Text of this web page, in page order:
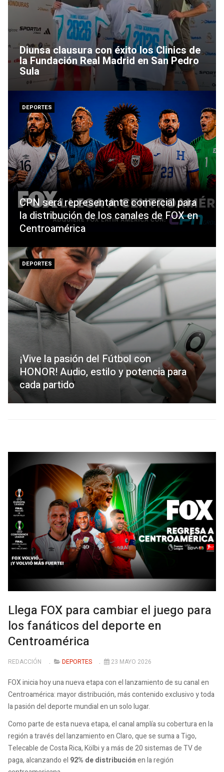
Diunsa clausura con éxito los Clinics de
la Fundación Real Madrid en San Pedro
Sula
DEPORTES
CPN será representante comercial para
la distribución de los canales de FOX en
Centroamérica
DEPORTES
¡Vive la pasión del Fútbol con
HONOR! Audio, estilo y potencia para
cada partido
Llega FOX para cambiar el juego para
los fanáticos del deporte en
Centroamérica
REDACCIÓN DEPORTES 23 MAYO 2026
FOX inicia hoy una nueva etapa con el lanzamiento de su canal en
Centroamérica: mayor distribución, más contenido exclusivo y toda
la pasión del deporte mundial en un solo lugar.
Como parte de esta nueva etapa, el canal amplía su cobertura en la
región a través del lanzamiento en Claro, que se suma a Tigo,
Telecable de Costa Rica, Kölbi y a más de 20 sistemas de TV de
paga, alcanzando el 92% de distribuciónen la región